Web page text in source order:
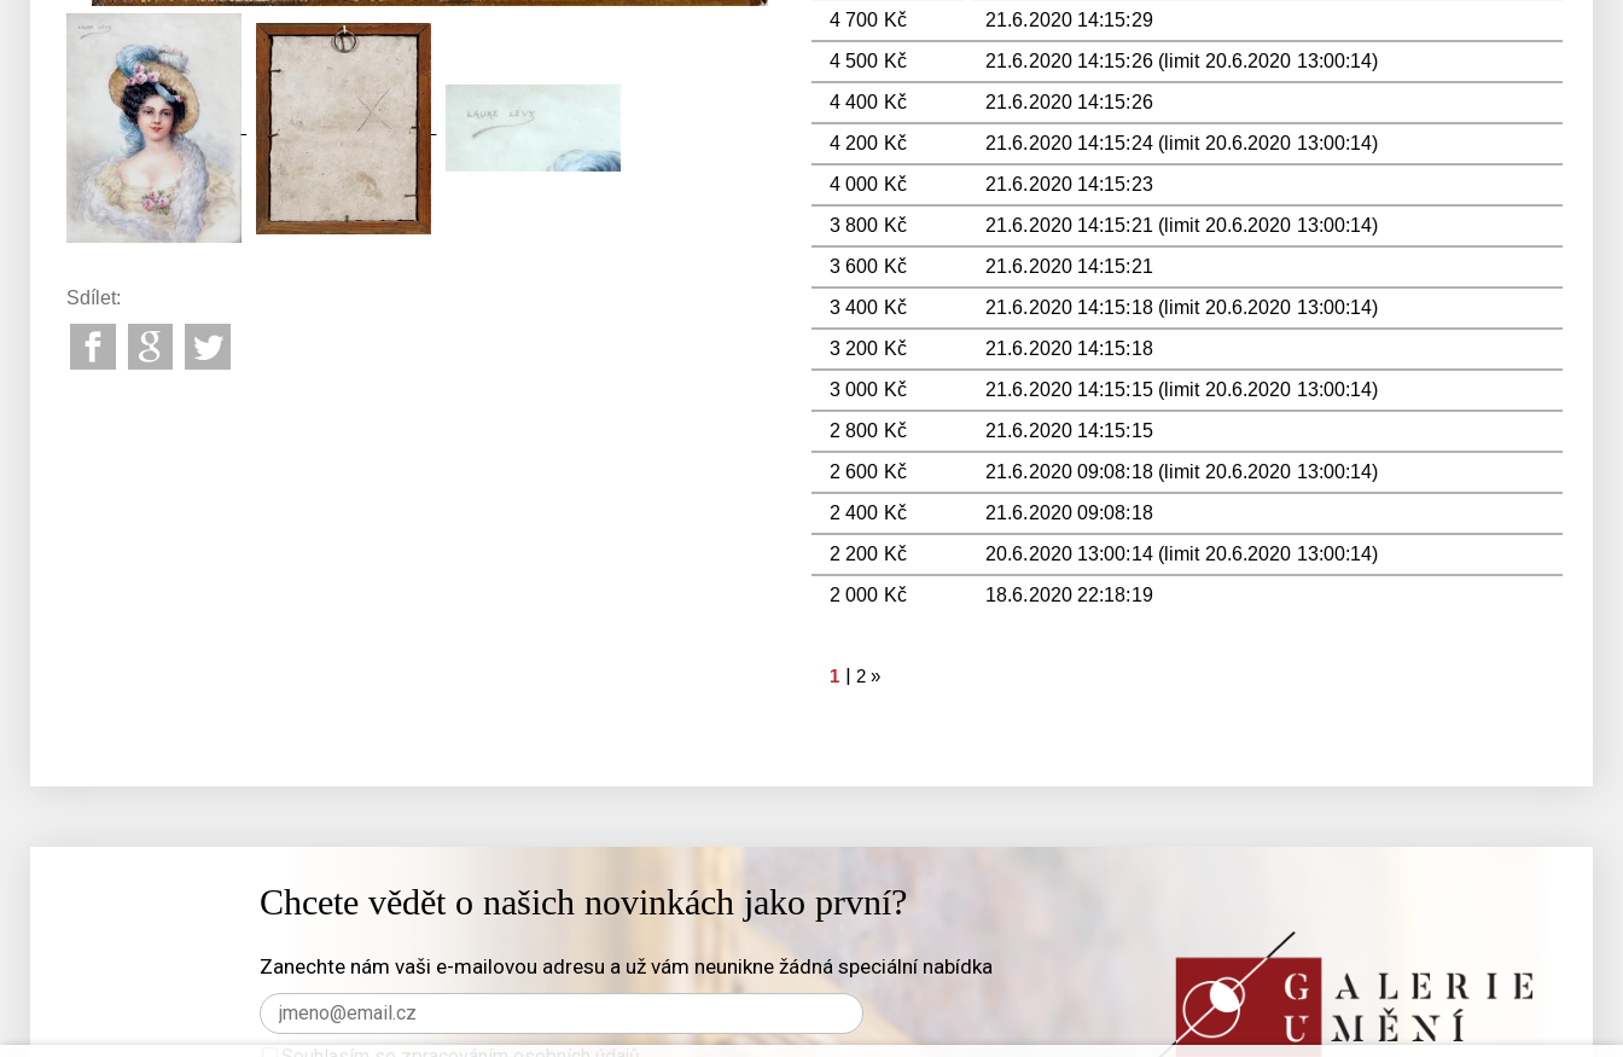
4 700 Kč
21.6.2020 14:15:29
4 500 Kč
21.6.2020 14:15:26 (limit 20.6.2020 13:00:14)
4 400 Kč
21.6.2020 14:15:26
4 200 Kč
21.6.2020 14:15:24 (limit 20.6.2020 13:00:14)
4 000 Kč
21.6.2020 14:15:23
3 800 Kč
21.6.2020 14:15:21 (limit 20.6.2020 13:00:14)
3 600 Kč
21.6.2020 14:15:21
3 400 Kč
21.6.2020 14:15:18 (limit 20.6.2020 13:00:14)
3 200 Kč
21.6.2020 14:15:18
3 000 Kč
21.6.2020 14:15:15 (limit 20.6.2020 13:00:14)
2 800 Kč
21.6.2020 14:15:15
2 600 Kč
21.6.2020 09:08:18 (limit 20.6.2020 13:00:14)
2 400 Kč
21.6.2020 09:08:18
2 200 Kč
20.6.2020 13:00:14 (limit 20.6.2020 13:00:14)
2 000 Kč
18.6.2020 22:18:19
1 | 2 »
Sdílet:
Chcete vědět o našich novinkách jako první?
Zanechte nám vaši e-mailovou adresu a už vám neunikne žádná speciální nabídka